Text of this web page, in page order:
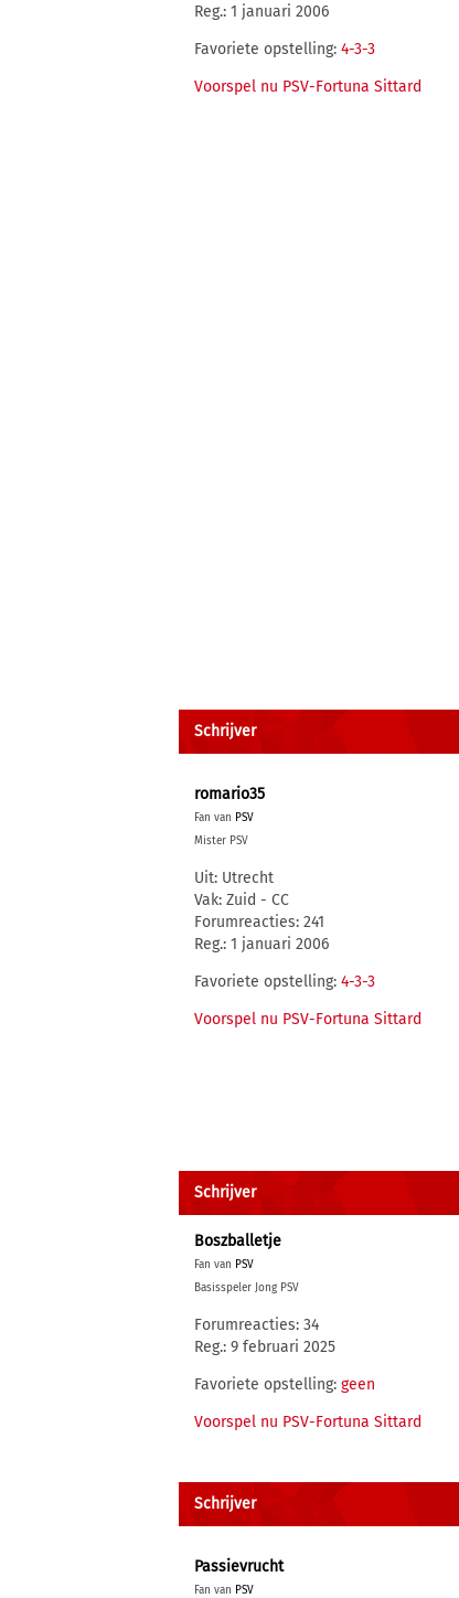
Reg.: 1 januari 2006
Favoriete opstelling: 4-3-3
Voorspel nu PSV-Fortuna Sittard
Schrijver
romario35
Fan van PSV
Mister PSV
Uit: Utrecht
Vak: Zuid - CC
Forumreacties: 241
Reg.: 1 januari 2006
Favoriete opstelling: 4-3-3
Voorspel nu PSV-Fortuna Sittard
Schrijver
Boszballetje
Fan van PSV
Basisspeler Jong PSV
Forumreacties: 34
Reg.: 9 februari 2025
Favoriete opstelling: geen
Voorspel nu PSV-Fortuna Sittard
Schrijver
Passievrucht
Fan van PSV